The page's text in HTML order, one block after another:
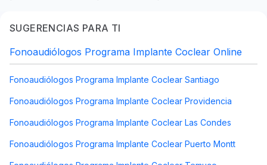
SUGERENCIAS PARA TI
Fonoaudiólogos Programa Implante Coclear Online
Fonoaudiólogos Programa Implante Coclear Santiago
Fonoaudiólogos Programa Implante Coclear Providencia
Fonoaudiólogos Programa Implante Coclear Las Condes
Fonoaudiólogos Programa Implante Coclear Puerto Montt